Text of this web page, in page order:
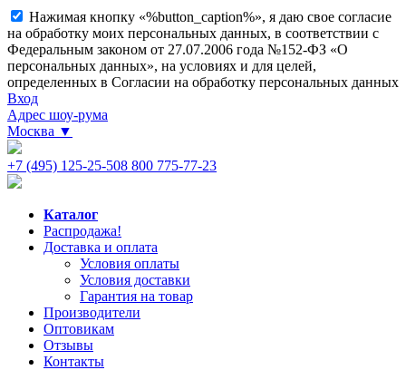
Нажимая кнопку «%button_caption%», я даю свое согласие
на обработку моих персональных данных, в соответствии с
Федеральным законом от 27.07.2006 года №152-ФЗ «О
персональных данных», на условиях и для целей,
определенных в Согласии на обработку персональных данных
Вход
Адрес шоу-рума
Москва ▼
+7 (495) 125-25-508 800 775-77-23
Каталог
Распродажа!
Доставка и оплата
Условия оплаты
Условия доставки
Гарантия на товар
Производители
Оптовикам
Отзывы
Контакты